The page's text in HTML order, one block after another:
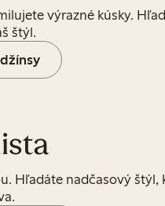
výrazné kúsky.
štýl.
Hľadáte nadčasový